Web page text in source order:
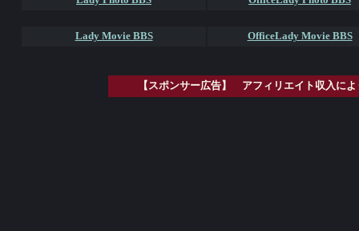
Lady Movie BBS OfficeLady Movie BBS
【スポンサー広告】 アフィリエイト収入に